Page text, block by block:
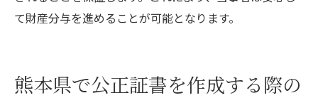
て財産分与を進めることが可能となります。
熊本県で公正証書を作成する際の